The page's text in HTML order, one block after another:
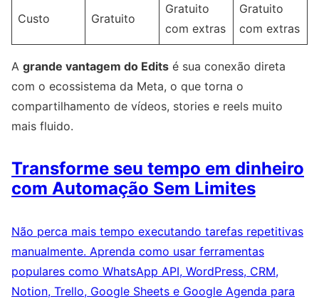
Custo Gratuito
Gratuito
com extras
Gratuito
com extras
A grande vantagem do Edits é sua conexão direta
com o ecossistema da Meta, o que torna o
compartilhamento de vídeos, stories e reels muito
mais fluido.
Transforme seu tempo em dinheiro
com Automação Sem Limites
Não perca mais tempo executando tarefas repetitivas
manualmente. Aprenda como usar ferramentas
populares como WhatsApp API, WordPress, CRM,
Notion, Trello, Google Sheets e Google Agenda para